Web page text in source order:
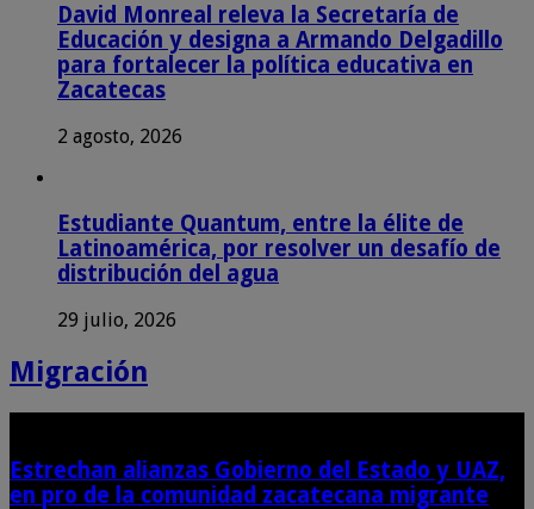
David Monreal releva la Secretaría de
Educación y designa a Armando Delgadillo
para fortalecer la política educativa en
Zacatecas
2 agosto, 2026
Estudiante Quantum, entre la élite de
Latinoamérica, por resolver un desafío de
distribución del agua
29 julio, 2026
Migración
Estrechan alianzas Gobierno del Estado y UAZ,
en pro de la comunidad zacatecana migrante